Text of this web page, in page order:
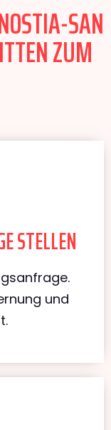
SAN
ZUM
STELLEN
und